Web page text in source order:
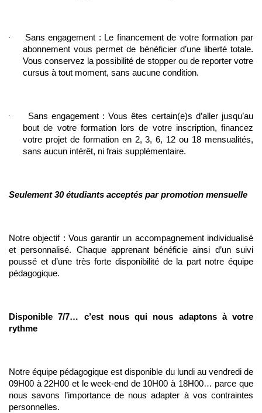
·
Sans engagement : Le financement de votre formation par
abonnement vous permet de bénéficier d’une liberté totale.
Vous conservez la possibilité de stopper ou de reporter votre
cursus à tout moment, sans aucune condition.
·
Sans engagement : Vous êtes certain(e)s d’aller jusqu’au
bout de votre formation lors de votre inscription, financez
votre projet de formation en 2, 3, 6, 12 ou 18 mensualités,
sans aucun intérêt, ni frais supplémentaire.
Seulement 30 étudiants acceptés par promotion mensuelle
Notre objectif : Vous garantir un accompagnement individualisé
et personnalisé. Chaque apprenant bénéficie ainsi d’un suivi
poussé et d’une très forte disponibilité de la part notre équipe
pédagogique.
Disponible 7/7… c’est nous qui nous adaptons à votre
rythme
Notre équipe pédagogique est disponible du lundi au vendredi de
09H00 à 22H00 et le week-end de 10H00 à 18H00… parce que
nous savons l’importance de nous adapter à vos contraintes
personnelles.